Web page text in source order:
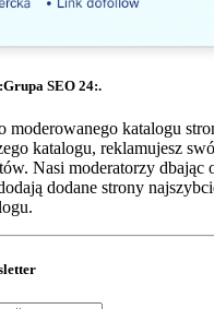
SEO 24:.
moderowanego katalogu
katalogu, reklamujesz
Nasi moderatorzy dbając
dodane strony